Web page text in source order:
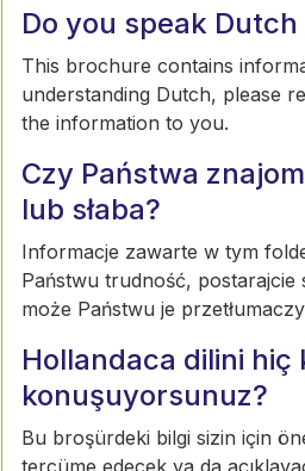
Do you speak
This brochure contains
understanding Dutch, please
the information to you.
Czy Państwa
lub słaba?
Informacje zawarte w tym
Państwu trudność,
może Państwu je
Hollandaca dilini hiç
konuşuyorsunuz?
Bu broşürdeki bilgi sizin için
tercüme edecek ya da